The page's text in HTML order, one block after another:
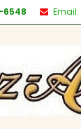
6548 Email: